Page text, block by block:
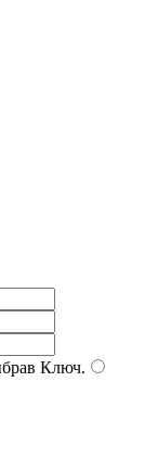
Ключ.